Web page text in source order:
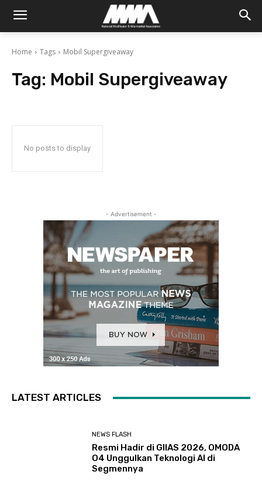
Home Tags Mobil Supergiveaway
Tag: Mobil Supergiveaway
No posts to display
- Advertisement -
LATEST ARTICLES
NEWS FLASH
Resmi Hadir di GIIAS 2026, OMODA
O4 Unggulkan Teknologi AI di
Segmennya